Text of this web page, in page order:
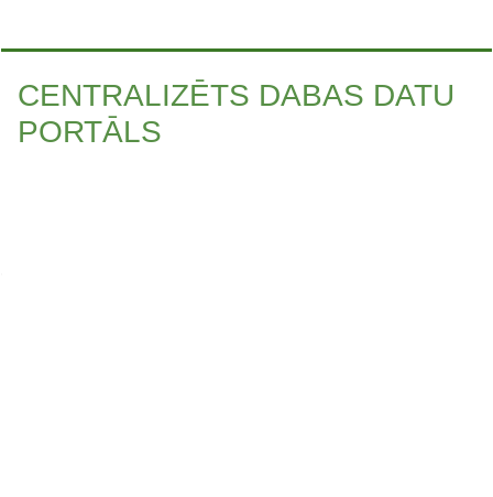
CENTRALIZĒTS DABAS DATU
PORTĀLS